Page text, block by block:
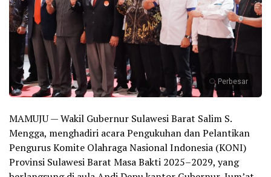
Perbesar
MAMUJU — Wakil Gubernur Sulawesi Barat Salim S.
Mengga, menghadiri acara Pengukuhan dan Pelantikan
Pengurus Komite Olahraga Nasional Indonesia (KONI)
Provinsi Sulawesi Barat Masa Bakti 2025–2029, yang